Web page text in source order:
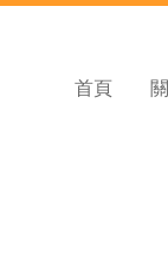
首頁